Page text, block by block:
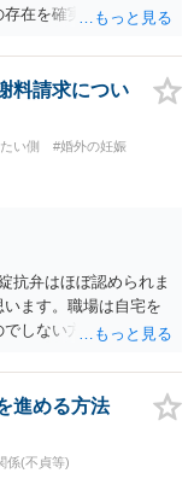
在を確実に証明でき
請求を進めることで
婚姻破綻に至っていな
しれません。 ②夫との
るのがよいと思いま
ることも含む）でき
方でもよいでしょ
政書士に委任をして
明ですが，その行政
訟にするか，その点
のか，それさえも否
ってくると思いま
）への対応ではあま
なら本人様の交渉で
あれば，訴訟に進む
お近くの弁護士に相
います。
料請求につい
い側
#婚外の妊娠
抗弁はほぼ認められま
ます。職場は自宅を
しない方が良いで
離婚は拒否しても仮
知すると養育費支払
能ですが法律で強制
７は不貞行為の写真
夫の自白録音まであ
進める方法
係(不貞等)